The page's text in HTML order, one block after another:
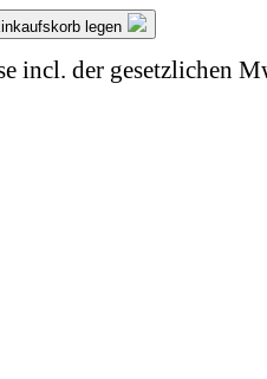
legen
incl. der gesetzlichen